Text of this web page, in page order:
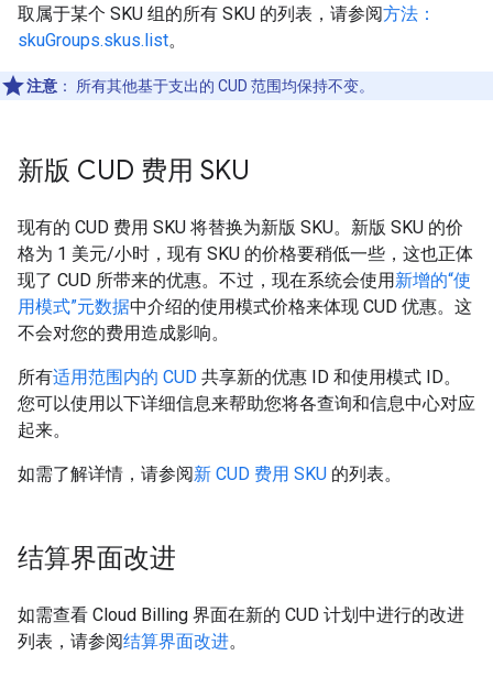
取属于某个 SKU 组的所有 SKU 的列表，请参阅方法：
skuGroups.skus.list。
注意 ： 所有其他基于支出的 CUD 范围均保持不变。
新版 CUD 费用 SKU
现有的 CUD 费用 SKU 将替换为新版 SKU。新版 SKU 的价
格为 1 美元/小时，现有 SKU 的价格要稍低一些，这也正体
现了 CUD 所带来的优惠。不过，现在系统会使用新增的“使
用模式”元数据中介绍的使用模式价格来体现 CUD 优惠。这
不会对您的费用造成影响。
所有适用范围内的 CUD 共享新的优惠 ID 和使用模式 ID。
您可以使用以下详细信息来帮助您将各查询和信息中心对应
起来。
如需了解详情，请参阅新 CUD 费用 SKU 的列表。
结算界面改进
如需查看 Cloud Billing 界面在新的 CUD 计划中进行的改进
列表，请参阅结算界面改进。